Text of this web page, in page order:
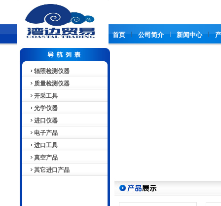
首页 公司简介 新闻中心
辐照检测仪器
质量检测仪器
开采工具
光学仪器
进口仪器
电子产品
进口工具
真空产品
其它进口产品